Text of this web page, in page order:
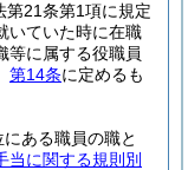
第21条第1項に規定
いていた時に在職
等に属する役職員
第14条に定めるも
ある職員の職と
当に関する規則別